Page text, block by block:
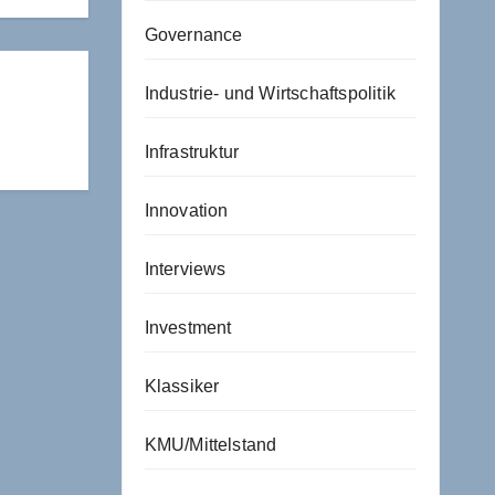
Governance
Industrie- und Wirtschaftspolitik
Infrastruktur
Innovation
Interviews
Investment
Klassiker
KMU/Mittelstand